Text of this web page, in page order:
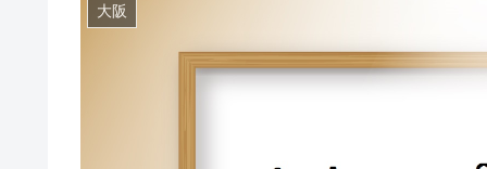
大阪